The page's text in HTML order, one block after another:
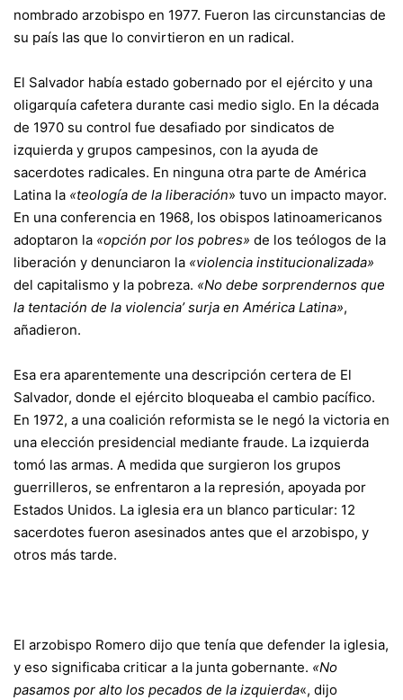
nombrado arzobispo en 1977. Fueron las circunstancias de
su país las que lo convirtieron en un radical.
El Salvador había estado gobernado por el ejército y una
oligarquía cafetera durante casi medio siglo. En la década
de 1970 su control fue desafiado por sindicatos de
izquierda y grupos campesinos, con la ayuda de
sacerdotes radicales. En ninguna otra parte de América
Latina la «teología de la liberación» tuvo un impacto mayor.
En una conferencia en 1968, los obispos latinoamericanos
adoptaron la «opción por los pobres» de los teólogos de la
liberación y denunciaron la «violencia institucionalizada»
del capitalismo y la pobreza. «No debe sorprendernos que
la tentación de la violencia’ surja en América Latina»,
añadieron.
Esa era aparentemente una descripción certera de El
Salvador, donde el ejército bloqueaba el cambio pacífico.
En 1972, a una coalición reformista se le negó la victoria en
una elección presidencial mediante fraude. La izquierda
tomó las armas. A medida que surgieron los grupos
guerrilleros, se enfrentaron a la represión, apoyada por
Estados Unidos. La iglesia era un blanco particular: 12
sacerdotes fueron asesinados antes que el arzobispo, y
otros más tarde.
El arzobispo Romero dijo que tenía que defender la iglesia,
y eso significaba criticar a la junta gobernante. «No
pasamos por alto los pecados de la izquierda«, dijo